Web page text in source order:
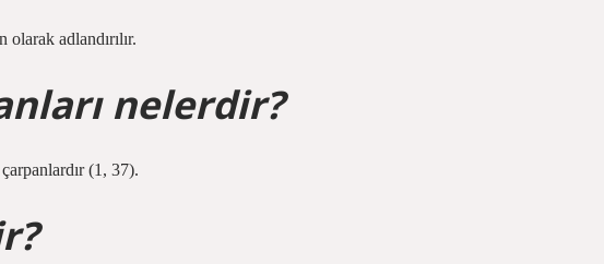
olarak adlandırılır.
nelerdir?
(1, 37).